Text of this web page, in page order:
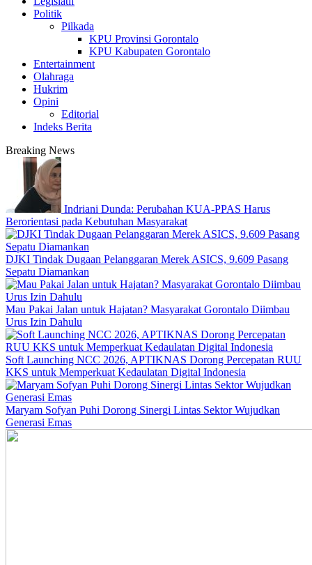
Politik
Pilkada
KPU Provinsi Gorontalo
KPU Kabupaten Gorontalo
Entertainment
Olahraga
Hukrim
Opini
Editorial
Indeks Berita
Breaking News
Indriani Dunda: Perubahan KUA-PPAS Harus
Berorientasi pada Kebutuhan Masyarakat
DJKI Tindak Dugaan Pelanggaran Merek ASICS, 9.609 Pasang
Sepatu Diamankan
Mau Pakai Jalan untuk Hajatan? Masyarakat Gorontalo Diimbau
Urus Izin Dahulu
Soft Launching NCC 2026, APTIKNAS Dorong Percepatan RUU
KKS untuk Memperkuat Kedaulatan Digital Indonesia
Maryam Sofyan Puhi Dorong Sinergi Lintas Sektor Wujudkan
Generasi Emas